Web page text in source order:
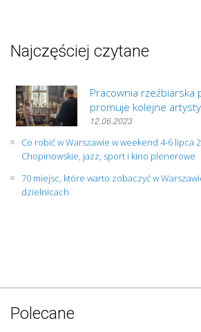
Najczęściej czytane
Pracownia rzeźbiarska
promuje kolejne
12.06.2023
Co robić w Warszawie w weekend 4-6 lipca
Chopinowskie, jazz, sport i kino plenerowe
70 miejsc, które warto zobaczyć w
dzielnicach
Polecane